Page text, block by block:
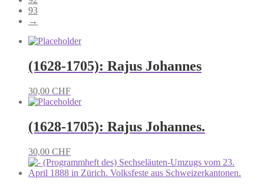
93
→
(1628-1705): Rajus Johannes
30,00 CHF
(1628-1705): Rajus Johannes.
30,00 CHF